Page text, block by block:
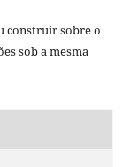
construir sobre o
sob a mesma